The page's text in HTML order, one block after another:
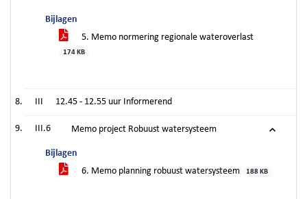
Bijlagen
5. Memo normering regionale wateroverlast
174 KB
III 12.45 - 12.55 uur Informerend
III.6 Memo project Robuust watersysteem
Bijlagen
6. Memo planning robuust watersysteem
188 KB